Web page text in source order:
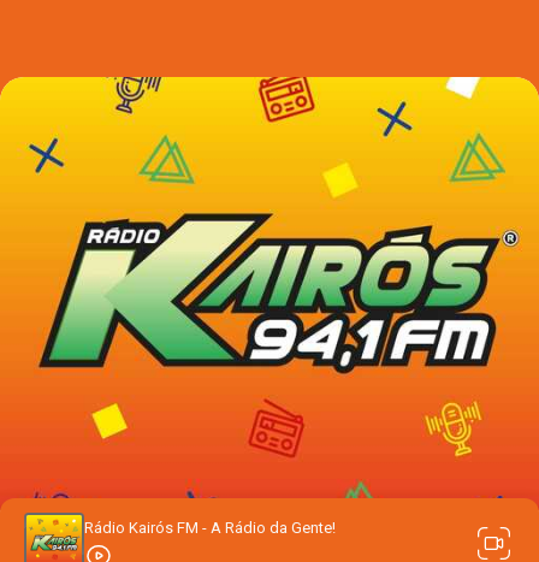
Rádio Kairós FM - A Rádio da Gente!